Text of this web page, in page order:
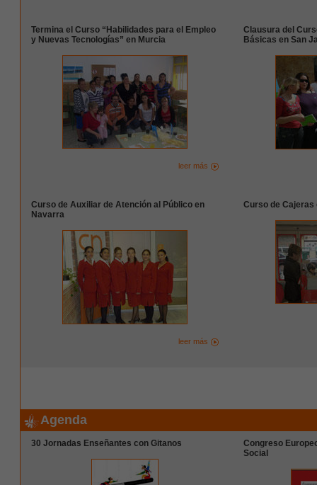
Termina el Curso “Habilidades para el Empleo
y Nuevas Tecnologías” en Murcia
leer más
Clausura del
Básicas en San
Curso de Auxiliar de Atención al Público en
Navarra
leer más
Curso de Cajeras
Agenda
30 Jornadas Enseñantes con Gitanos
Congreso
Social